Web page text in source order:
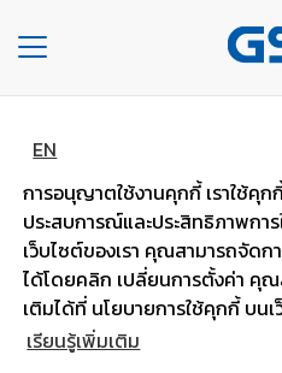
EN
การอนุญาตใช้งานคุกกี้ เราใช้คุก
ประสบการณ์และประสิทธิภาพกา
เว็บไซต์ของเรา คุณสามารถจัด
ได้โดยคลิก เปลี่ยนการตั้งค่า คุ
เติมได้ที่ นโยบายการใช้คุกกี้ บนเ
เรียนรู้เพิ่มเติม
Toggle
navigation
COMPANY
TYPE
OF
BATTERIES
A lot of News &
Knowledge by GS